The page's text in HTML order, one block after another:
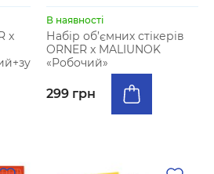
x
В наявності
Набір об’ємних стікерів
ORNER x MALIUNOK
«Робочий»
299 грн